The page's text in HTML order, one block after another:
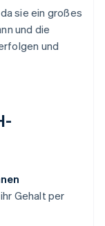
sie ein großes
und die
und
Gehalt per